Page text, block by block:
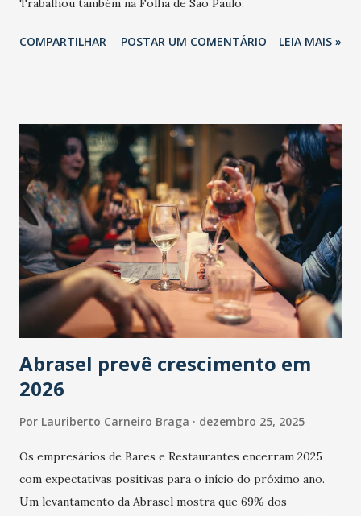
Trabalhou também na Folha de São Paulo.
COMPARTILHAR POSTAR UM COMENTÁRIO LEIA MAIS »
Abrasel prevê crescimento em
2026
Por Lauriberto Carneiro Braga dezembro 25, 2025
Os empresários de Bares e Restaurantes encerram 2025
com expectativas positivas para o início do próximo ano.
Um levantamento da Abrasel mostra que 69% dos